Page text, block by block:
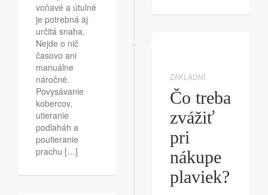
voňavé a útulné
je potrebná aj
určitá snaha.
Nejde o nič
časovo ani
manuálne
náročné.
Povysávanie
kobercov,
utieranie
podlaháh a
poutieranie
prachu […]
ZÁKLADNÍ
Čo treba
zvážiť
pri
nákupe
plaviek?